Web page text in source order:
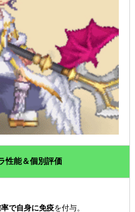
性能＆個別評価
で自身に免疫を付与。